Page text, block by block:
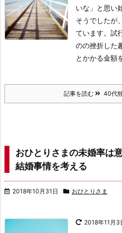
いな」と思い
そうでしたが
ています。試
のの挫折した
とかかる金額
記事を読む 40代
おひとりさまの未婚率は
結婚事情を考える
2018年10月31日 おひとりさま
2018年11月3